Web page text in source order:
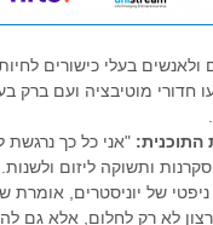
ולאנשים בעלי כישורים
חדורי מוטיבציה ועם ברק
התוכנית:"אני כל כך נרגשת
סקרנות ותשוקה ליזום
של יוניסטרים, אומרת
לא רק לחלום, אלא גם